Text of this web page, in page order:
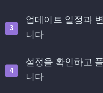
업데이트 일정과
니다
설정을 확인하고
니다